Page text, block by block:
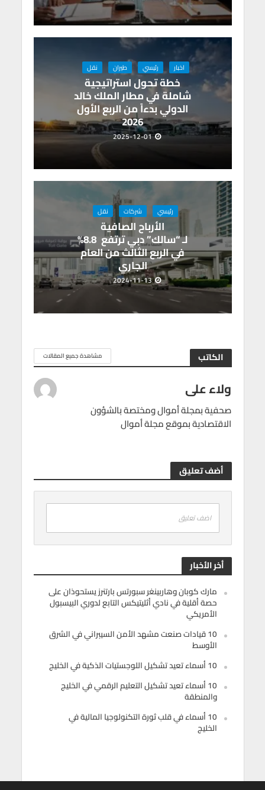
اخبار رئيسي طيران نقل
خطة تحول استراتيجية
شاملة في مطار الملك خالد
الدولي بدءاً من الربع الأول
2026
2025-12-01
رئيسي شركات نقل
الأرباح الصافية
لـ “سالك” دبي ترتفع 8.8%
في الربع الثالث من العام
الجاري
2024-11-13
الكاتب مشاهدة جميع المقالات
ولاء على
صحفية بمجلة أموال ومختصة بالشؤون
الاقتصادية بموقع مجلة أموال
أضف تعليق
اضف تعليق
أخر الأخبار
مارك كوبان وهاربينغر سبورتس بارتنرز يستحوذان على
حصة أقلية في نادي أثليتيكس التابع لدوري البيسبول
الأمريكي
10 قيادات صنعت مشهد الأمن السيبراني في الشرق
الأوسط
10 أسماء تعيد تشكيل اللوجستيات الذكية في الخليج
10 أسماء تعيد تشكيل التعليم الرقمي في الخليج
والمنطقة
10 أسماء في قلب ثورة التكنولوجيا المالية في
الخليج